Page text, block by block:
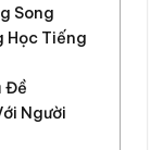
Song
Học Tiếng
Đề
Người